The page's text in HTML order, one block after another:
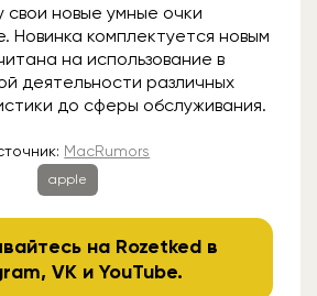
свои новые умные очки
Новинка комплектуется новым
на использование в
деятельности различных
до сферы обслуживания.
MacRumors
apple
на Rozetked в
,VK иYouTube.